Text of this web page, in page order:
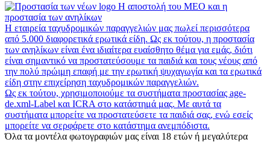
Η αποστολή του MEO και η
προστασία των ανηλίκων
Η εταιρεία ταχυδρομικών παραγγελιών μας πωλεί περισσότερα
από 5.000 διαφορετικά ερωτικά είδη. Ως εκ τούτου, η προστασία
των ανηλίκων είναι ένα ιδιαίτερα ευαίσθητο θέμα για εμάς, διότι
είναι σημαντικό να προστατεύσουμε τα παιδιά και τους νέους από
την πολύ πρώιμη επαφή με την ερωτική ψυχαγωγία και τα ερωτικά
είδη στην επιχείρηση ταχυδρομικών παραγγελιών.
Ως εκ τούτου, χρησιμοποιούμε τα συστήματα προστασίας age-
de.xml-Label και ICRA στο κατάστημά μας. Με αυτά τα
συστήματα μπορείτε να προστατεύσετε τα παιδιά σας, ενώ εσείς
μπορείτε να σερφάρετε στο κατάστημα ανεμπόδιστα.
Όλα τα μοντέλα φωτογραφιών μας είναι 18 ετών ή μεγαλύτερα